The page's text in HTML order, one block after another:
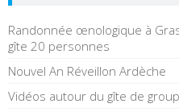
Randonnée œnologique à
gîte 20 personnes
Nouvel An Réveillon Ardèche
Vidéos autour du gîte de